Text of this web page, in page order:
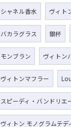
シャネル香水 ヴィト
バカラグラス 銀杯
モンブラン ヴィトン
ヴィトンマフラー
スピーディ・バンドリエ
ヴィトン モノグラムテデ